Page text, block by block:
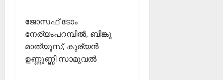
ജോസഫ് ടോം
നേര്യംപറമ്പില്‍, ബിങ്കു
മാത്യൂസ്, കുര്യന്‍
ഉണ്ണൂണ്ണി സാമുവല്‍